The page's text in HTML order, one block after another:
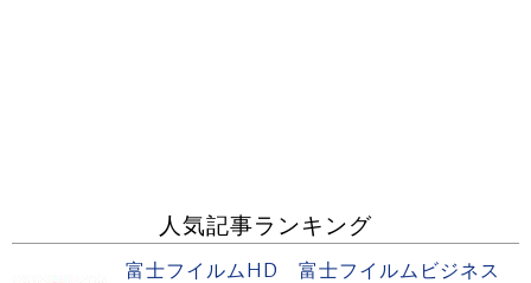
人気記事ランキング
富士フイルムHD 富士フイルムビジネス